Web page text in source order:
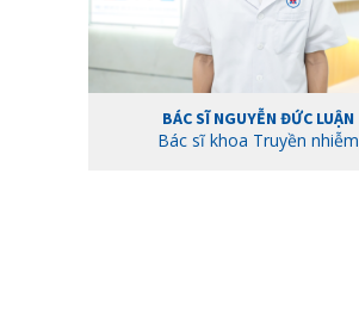
BÁC SĨ NGUYỄN ĐỨC LUẬN
Bác sĩ khoa Truyền nhiễm